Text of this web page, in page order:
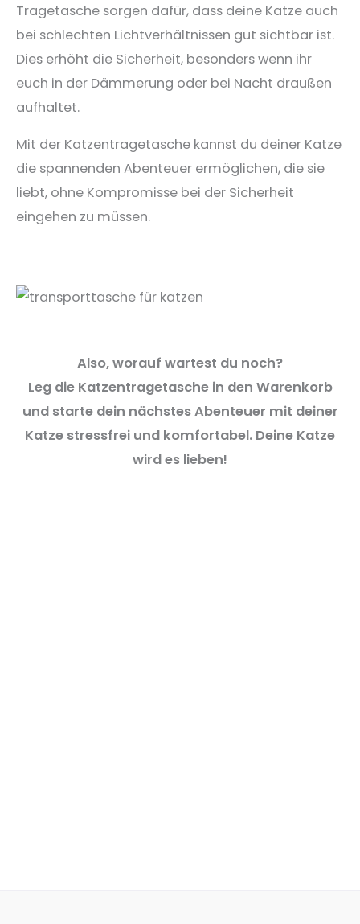
Tragetasche sorgen dafür, dass deine Katze auch
bei schlechten Lichtverhältnissen gut sichtbar ist.
Dies erhöht die Sicherheit, besonders wenn ihr
euch in der Dämmerung oder bei Nacht draußen
aufhaltet.
Mit der Katzentragetasche kannst du deiner Katze
die spannenden Abenteuer ermöglichen, die sie
liebt, ohne Kompromisse bei der Sicherheit
eingehen zu müssen.
Also, worauf wartest du noch?
Leg die Katzentragetasche in den Warenkorb
und starte dein nächstes Abenteuer mit deiner
Katze stressfrei und komfortabel. Deine Katze
wird es lieben!